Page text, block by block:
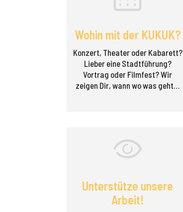
Wohin mit der KUKUK?
Konzert, Theater oder Kabarett?
Lieber eine Stadt­führung?
Vortrag oder Filmfest? Wir
zeigen Dir, wann wo was geht…
Unterstütze unsere
Arbeit!